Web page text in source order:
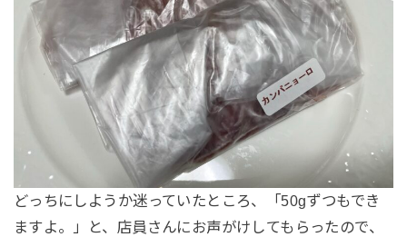
どっちにしようか迷っていたところ、「50gずつもでき
ますよ。」と、店員さんにお声がけしてもらったので、